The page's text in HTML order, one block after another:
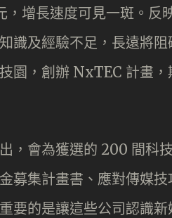
增長速度可見一斑。反
識及經驗不足，長遠將
園，創辦 NxTEC 計畫
，會為獲選的 200 間科
募集計畫書、應對傳媒
要的是讓這些公司認識